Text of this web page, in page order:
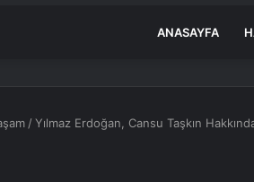
ANASAYFA
/Yılmaz Erdoğan, Cansu Taşkın